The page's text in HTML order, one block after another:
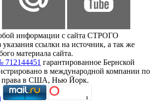
информации с сайта СТРОГО
ссылки на источник, а так же
материала сайта.
712144451 гарантированное Бернской
в международной компании по
права в США, Нью Йорк.